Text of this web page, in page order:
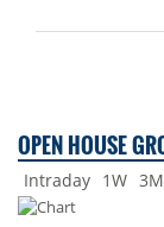
OPEN HOUSE
Intraday 1W 3M